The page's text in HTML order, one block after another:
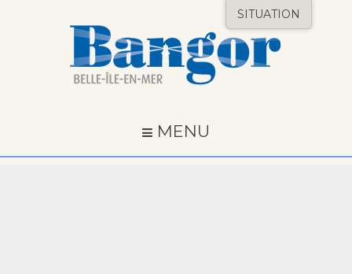
SITUATION
MENU